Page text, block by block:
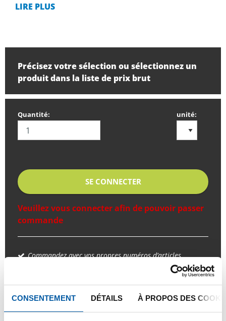
CONSENTEMENT DÉTAILS À PROPOS DES
LIRE PLUS
Précisez votre sélection ou sélectionnez un
produit dans la liste de prix brut
Quantité: unité:
SE CONNECTER
Veuillez vous connecter afin de pouvoir passer
commande
Commandez avec vos propres numéros d’articles
Suivez vos livraisons en ligne